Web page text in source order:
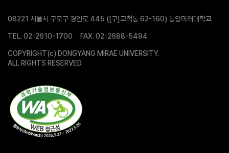
08221 서울시 구로구 경인로 445 ([구]고척동 62-160) 동양미래대학교
TEL. 02-2610-1700 FAX. 02-2688-5494
COPYRIGHT(c) DONGYANG MIRAE UNIVERSITY.
ALL RIGHTS RESERVED.